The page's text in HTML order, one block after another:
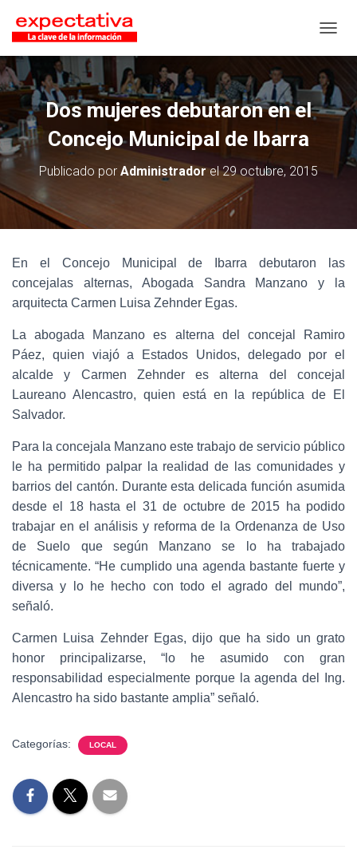
Dos mujeres debutaron en el
Concejo Municipal de Ibarra
Publicado por Administradorel29 octubre, 2015
En el Concejo Municipal de Ibarra debutaron las
concejalas alternas, Abogada Sandra Manzano y la
arquitecta Carmen Luisa Zehnder Egas.
La abogada Manzano es alterna del concejal Ramiro
Páez, quien viajó a Estados Unidos, delegado por el
alcalde y Carmen Zehnder es alterna del concejal
Laureano Alencastro, quien está en la república de El
Salvador.
Para la concejala Manzano este trabajo de servicio público
le ha permitido palpar la realidad de las comunidades y
barrios del cantón. Durante esta delicada función asumida
desde el 18 hasta el 31 de octubre de 2015 ha podido
trabajar en el análisis y reforma de la Ordenanza de Uso
de Suelo que según Manzano se lo ha trabajado
técnicamente. “He cumplido una agenda bastante fuerte y
diversa y lo he hecho con todo el agrado del mundo”,
señaló.
Carmen Luisa Zehnder Egas, dijo que ha sido un grato
honor principalizarse, “lo he asumido con gran
responsabilidad especialmente porque la agenda del Ing.
Alencastro ha sido bastante amplia” señaló.
Categorías: LOCAL